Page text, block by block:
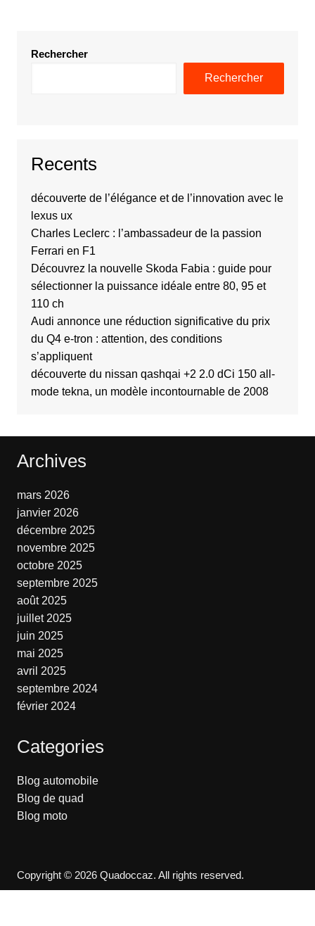
Rechercher
Rechercher
Recents
découverte de l’élégance et de l’innovation avec le
lexus ux
Charles Leclerc : l’ambassadeur de la passion
Ferrari en F1
Découvrez la nouvelle Skoda Fabia : guide pour
sélectionner la puissance idéale entre 80, 95 et
110 ch
Audi annonce une réduction significative du prix
du Q4 e-tron : attention, des conditions
s’appliquent
découverte du nissan qashqai +2 2.0 dCi 150 all-
mode tekna, un modèle incontournable de 2008
Archives
mars 2026
janvier 2026
décembre 2025
novembre 2025
octobre 2025
septembre 2025
août 2025
juillet 2025
juin 2025
mai 2025
avril 2025
septembre 2024
février 2024
Categories
Blog automobile
Blog de quad
Blog moto
Copyright © 2026 Quadoccaz. All rights reserved.